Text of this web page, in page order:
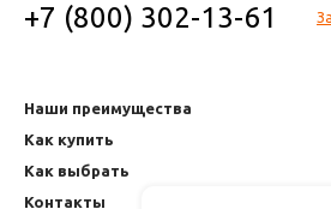
+7 (800) 302-13-61
Наши преимущества
Как купить
Как выбрать
Контакты